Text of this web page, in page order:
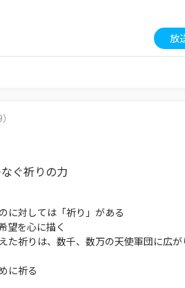
放
ぐ祈りの力
に対しては「祈り」がある
望を心に描く
た祈りは、数千、数万の天使軍団に広が
に祈る